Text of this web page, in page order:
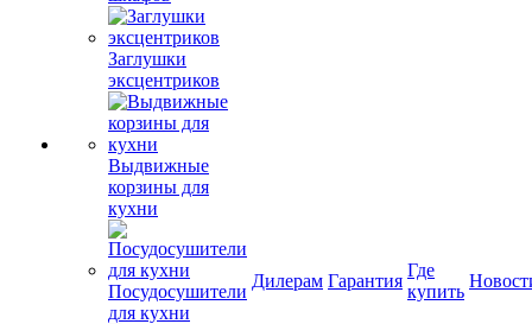
Заглушки
эксцентриков
Выдвижные
корзины для
кухни
Посудосушители
для кухни
Дилерам Гарантия
Где
купить